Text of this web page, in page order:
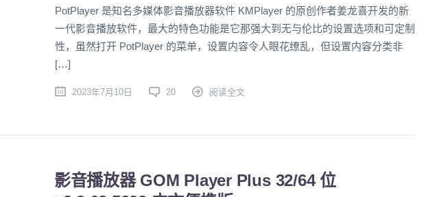
PotPlayer 是知名多媒体影音播放器软件 KMPlayer 的原创作者姜龙喜开发的新
一代影音播放软件，最大的特色功能是它那强大到无与伦比的设置选项和可定制
性，虽然打开 PotPlayer 的菜单，设置内容令人眼花缭乱，但设置内容分类非
[…]
2023年7月10日 20 阅读全文
影音播放器 GOM Player Plus 32/64 位